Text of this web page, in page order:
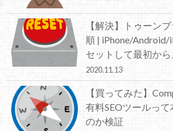
【解決】トゥーン
順 | iPhone/Android/
セットして最初か
2020.11.13
【買ってみた】
有料SEOツールっ
のか検証